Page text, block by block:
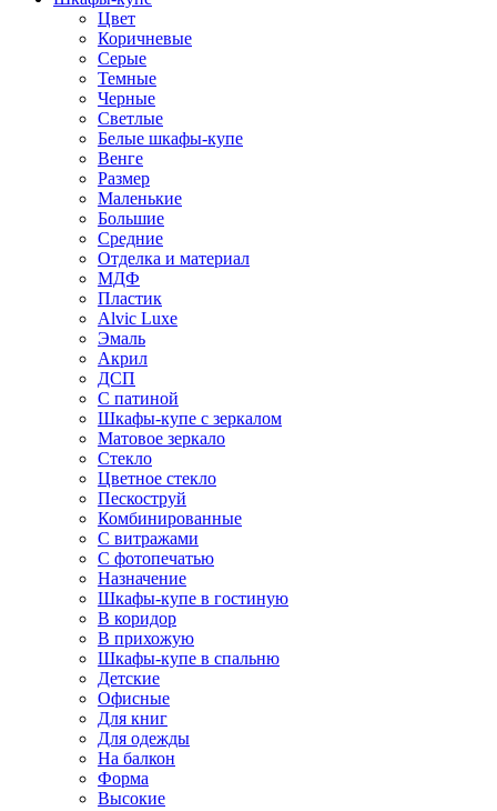
Цвет
Коричневые
Серые
Темные
Черные
Светлые
Белые шкафы-купе
Венге
Размер
Маленькие
Большие
Средние
Отделка и материал
МДФ
Пластик
Alvic Luxe
Эмаль
Акрил
ДСП
С патиной
Шкафы-купе с зеркалом
Матовое зеркало
Стекло
Цветное стекло
Пескоструй
Комбинированные
С витражами
С фотопечатью
Назначение
Шкафы-купе в гостиную
В коридор
В прихожую
Шкафы-купе в спальню
Детские
Офисные
Для книг
Для одежды
На балкон
Форма
Высокие